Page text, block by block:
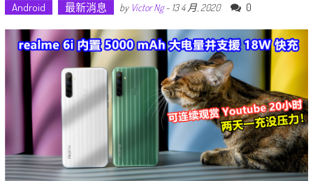
Android 最新消息 by Victor Ng- 13 4 月, 2020 0